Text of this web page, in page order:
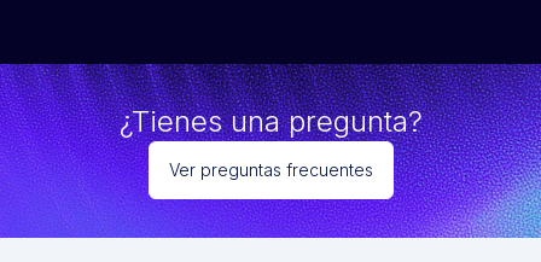
¿Tienes una pregunta?
Ver preguntas frecuentes